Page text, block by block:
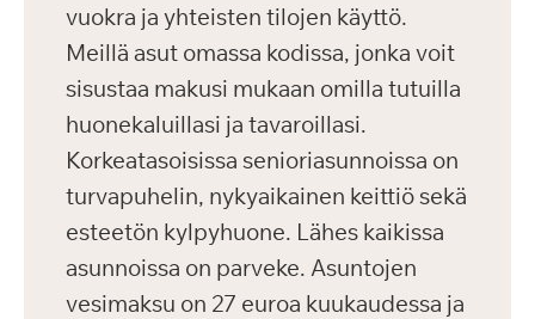
vuokra ja yhteisten tilojen käyttö.
Meillä asut omassa kodissa, jonka voit
sisustaa makusi mukaan omilla tutuilla
huonekaluillasi ja tavaroillasi.
Korkeatasoisissa senioriasunnoissa on
turvapuhelin, nykyaikainen keittiö sekä
esteetön kylpyhuone. Lähes kaikissa
asunnoissa on parveke. Asuntojen
vesimaksu on 27 euroa kuukaudessa ja